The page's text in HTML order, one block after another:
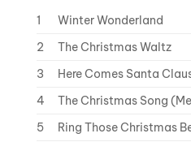
1
Winter Wonderland
2
The Christmas Waltz
3
Here Comes Santa
4
The Christmas Song
5
Ring Those Christmas